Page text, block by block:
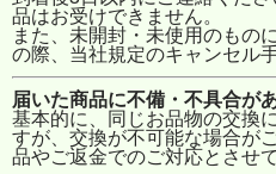
品はお受けできません。
また、未開封・未使用のもの
の際、当社規定のキャンセル
届いた商品に不備・不具合が
基本的に、同じお品物の交換
すが、交換が不可能な場合が
品やご返金でのご対応とさせ